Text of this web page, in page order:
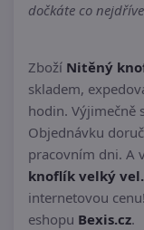
dočkáte co
Zboží Nitěný
skladem,
hodin. Výjimečně
Objednávku
pracovním dni. A
knoflík velký vel.
internetovou
eshopu Bexis.cz.